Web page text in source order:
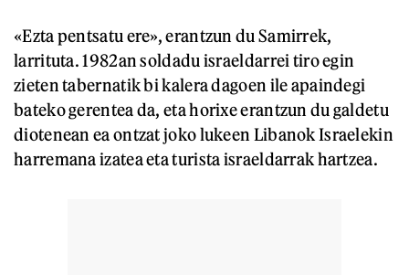
«Ezta pentsatu ere», erantzun du Samirrek,
larrituta. 1982an soldadu israeldarrei tiro egin
zieten tabernatik bi kalera dagoen ile apaindegi
bateko gerentea da, eta horixe erantzun du galdetu
diotenean ea ontzat joko lukeen Libanok Israelekin
harremana izatea eta turista israeldarrak hartzea.